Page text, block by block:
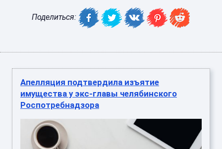
Поделиться:
Апелляция подтвердила изъятие
имущества у экс-главы челябинского
Роспотребнадзора